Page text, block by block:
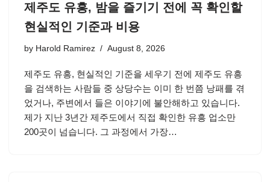
제주도 유흥, 밤을 즐기기 전에 꼭 확인할
현실적인 기준과 비용
by Harold Ramirez August 8, 2026
제주도 유흥, 현실적인 기준을 세우기 전에 제주도 유흥
을 검색하는 사람들 중 상당수는 이미 한 번쯤 낭패를 겪
었거나, 주변에서 들은 이야기에 불안해하고 있습니다.
제가 지난 3년간 제주도에서 직접 확인한 유흥 업소만
200곳이 넘습니다. 그 과정에서 가장…